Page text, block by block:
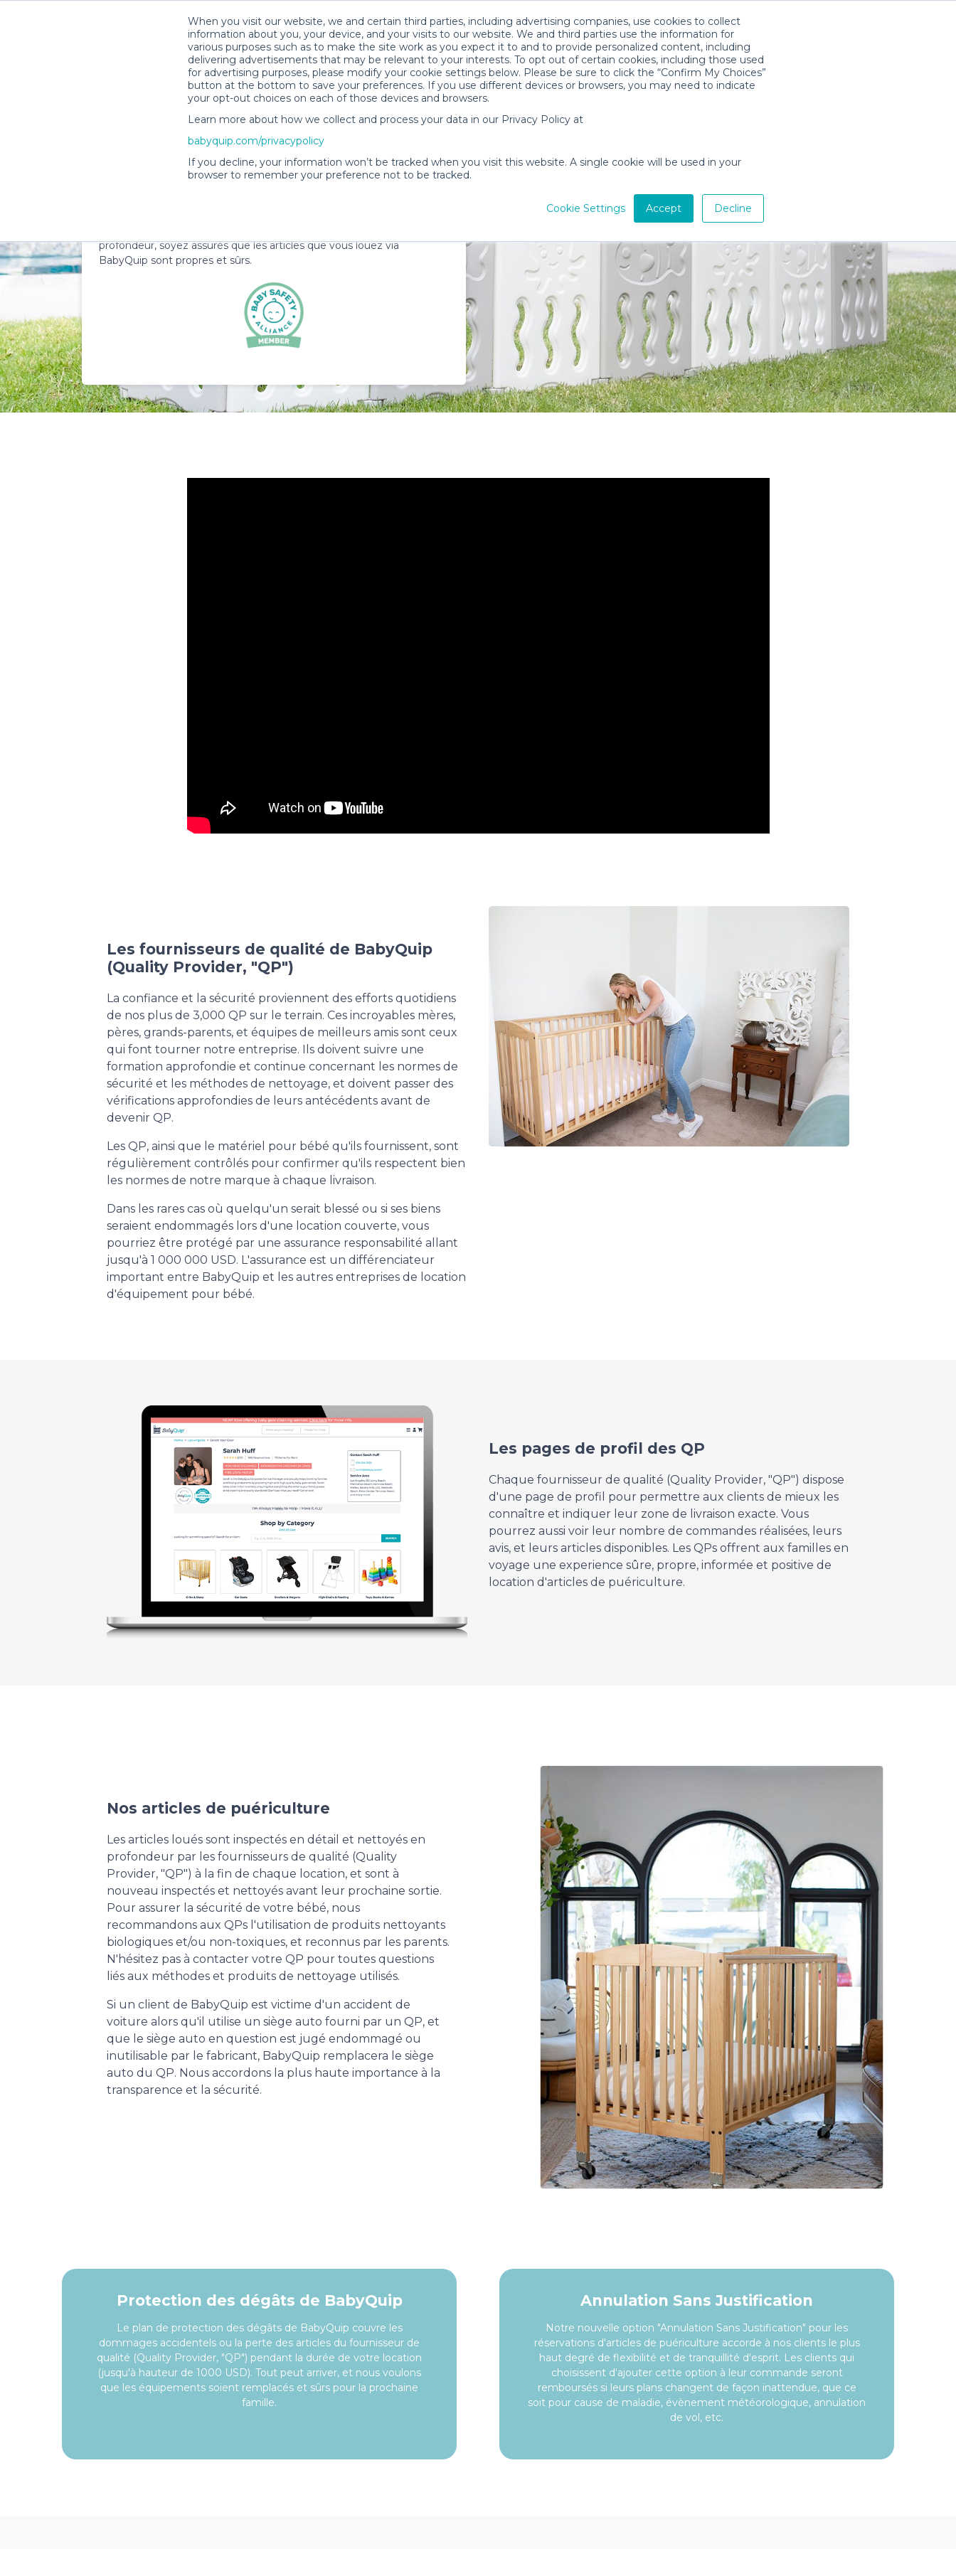
When you visit our website, we and certain third parties, including advertising companies, use cookies to collect
information about you, your device, and your visits to our website. We and third parties use the information for
various purposes such as to make the site work as you expect it to and to provide personalized content, including
delivering advertisements that may be relevant to your interests. To opt out of certain cookies, including those used
for advertising purposes, please modify your cookie settings below. Please be sure to click the “Confirm My Choices”
button at the bottom to save your preferences. If you use different devices or browsers, you may need to indicate
your opt-out choices on each of those devices and browsers.
Learn more about how we collect and process your data in our Privacy Policy at
babyquip.com/privacypolicy
If you decline, your information won’t be tracked when you visit this website. A single cookie will be used in your
browser to remember your preference not to be tracked.
Cookie Settings Accept Decline
Télécharger l'app
La confiance et la sécurité chez
profondeur, soyez assurés que les articles que vous louez via
BabyQuip sont propres et sûrs.
Les fournisseurs de qualité de BabyQuip
(Quality Provider, "QP")
La confiance et la sécurité proviennent des efforts quotidiens
de nos plus de 3,000 QP sur le terrain. Ces incroyables mères,
pères, grands-parents, et équipes de meilleurs amis sont ceux
qui font tourner notre entreprise. Ils doivent suivre une
formation approfondie et continue concernant les normes de
sécurité et les méthodes de nettoyage, et doivent passer des
vérifications approfondies de leurs antécédents avant de
devenir QP.
Les QP, ainsi que le matériel pour bébé qu'ils fournissent, sont
régulièrement contrôlés pour confirmer qu'ils respectent bien
les normes de notre marque à chaque livraison.
Dans les rares cas où quelqu'un serait blessé ou si ses biens
seraient endommagés lors d'une location couverte, vous
pourriez être protégé par une assurance responsabilité allant
jusqu'à 1 000 000 USD. L'assurance est un différenciateur
important entre BabyQuip et les autres entreprises de location
d'équipement pour bébé.
Les pages de profil des QP
Chaque fournisseur de qualité (Quality Provider, "QP") dispose
d'une page de profil pour permettre aux clients de mieux les
connaître et indiquer leur zone de livraison exacte. Vous
pourrez aussi voir leur nombre de commandes réalisées, leurs
avis, et leurs articles disponibles. Les QPs offrent aux familles en
voyage une experience sûre, propre, informée et positive de
location d'articles de puériculture.
Nos articles de puériculture
Les articles loués sont inspectés en détail et nettoyés en
profondeur par les fournisseurs de qualité (Quality
Provider, "QP") à la fin de chaque location, et sont à
nouveau inspectés et nettoyés avant leur prochaine sortie.
Pour assurer la sécurité de votre bébé, nous
recommandons aux QPs l'utilisation de produits nettoyants
biologiques et/ou non-toxiques, et reconnus par les parents.
N'hésitez pas à contacter votre QP pour toutes questions
liés aux méthodes et produits de nettoyage utilisés.
Si un client de BabyQuip est victime d'un accident de
voiture alors qu'il utilise un siège auto fourni par un QP, et
que le siège auto en question est jugé endommagé ou
inutilisable par le fabricant, BabyQuip remplacera le siège
auto du QP. Nous accordons la plus haute importance à la
transparence et la sécurité.
Protection des dégâts de BabyQuip
Le plan de protection des dégâts de BabyQuip couvre les
dommages accidentels ou la perte des articles du fournisseur de
qualité (Quality Provider, "QP") pendant la durée de votre location
(jusqu'à hauteur de 1000 USD). Tout peut arriver, et nous voulons
que les équipements soient remplacés et sûrs pour la prochaine
famille.
Annulation Sans Justification
Notre nouvelle option "Annulation Sans Justification" pour les
réservations d'articles de puériculture accorde à nos clients le plus
haut degré de flexibilité et de tranquillité d'esprit. Les clients qui
choisissent d'ajouter cette option à leur commande seront
remboursés si leurs plans changent de façon inattendue, que ce
soit pour cause de maladie, évènement météorologique, annulation
de vol, etc.